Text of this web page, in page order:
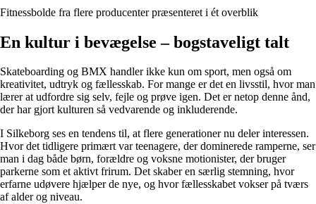
Fitnessbolde fra flere producenter præsenteret i ét overblik
En kultur i bevægelse – bogstaveligt talt
Skateboarding og BMX handler ikke kun om sport, men også om
kreativitet, udtryk og fællesskab. For mange er det en livsstil, hvor man
lærer at udfordre sig selv, fejle og prøve igen. Det er netop denne ånd,
der har gjort kulturen så vedvarende og inkluderende.
I Silkeborg ses en tendens til, at flere generationer nu deler interessen.
Hvor det tidligere primært var teenagere, der dominerede ramperne, ser
man i dag både børn, forældre og voksne motionister, der bruger
parkerne som et aktivt frirum. Det skaber en særlig stemning, hvor
erfarne udøvere hjælper de nye, og hvor fællesskabet vokser på tværs
af alder og niveau.